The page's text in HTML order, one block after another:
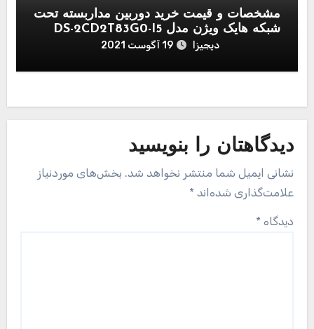
مشخصات و قیمت خرید دوربین مداربسته تحت
شبکه هایک ویژن مدل DS-2CD2T83G0-I5
دیجیزا 19 آگوست 2021
دیدگاهتان را بنویسید
نشانی ایمیل شما منتشر نخواهد شد. بخش‌های موردنیاز
علامت‌گذاری شده‌اند *
دیدگاه *